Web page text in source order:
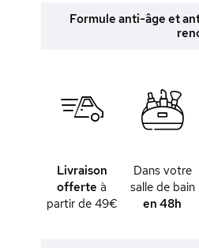
Formule anti-âge et
Livraison
offerte à
partir de 49€
Dans votre
salle de bain
en 48h